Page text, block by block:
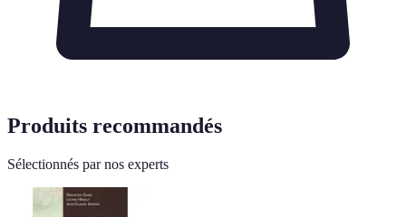
Produits recommandés
Sélectionnés par nos experts